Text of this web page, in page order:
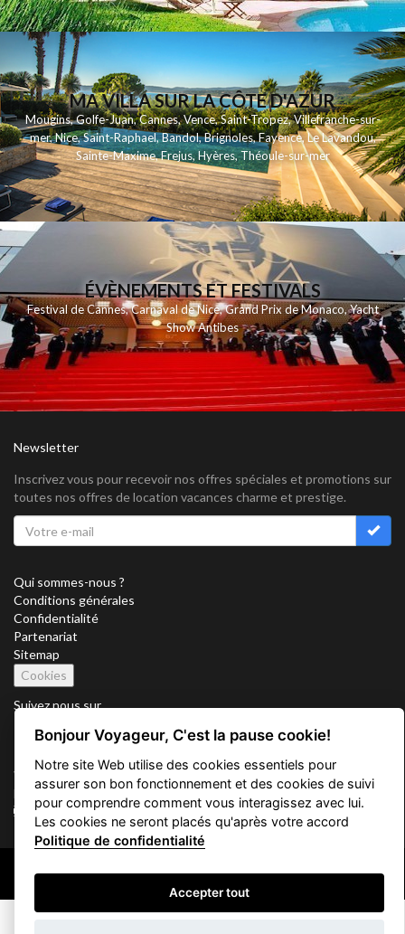
MA VILLA SUR LA CÔTE D'AZUR
Mougins, Golfe-Juan, Cannes, Vence, Saint-Tropez, Villefranche-sur-
mer, Nice, Saint-Raphael, Bandol, Brignoles, Fayence, Le Lavandou,
Sainte-Maxime, Frejus, Hyères, Théoule-sur-mer
ÉVÈNEMENTS ET FESTIVALS
Festival de Cannes,Carnaval de Nice,Grand Prix de Monaco,Yacht
Show Antibes
Newsletter
Inscrivez vous pour recevoir nos offres spéciales et promotions sur
toutes nos offres de location vacances charme et prestige.
Qui sommes-nous ?
Conditions générales
Confidentialité
Partenariat
Sitemap
Cookies
Suivez nous sur
Vacation Key Corp. 2905 Point East Drive #L-215. Aventura.
FLORIDA 33160.
info@vacationkey.com
Copyright © 2026 Vacation Key Corp.
Bonjour Voyageur, C'est la pause cookie!
Notre site Web utilise des cookies essentiels pour
assurer son bon fonctionnement et des cookies de suivi
pour comprendre comment vous interagissez avec lui.
Les cookies ne seront placés qu'après votre accord
Politique de confidentialité
Accepter tout